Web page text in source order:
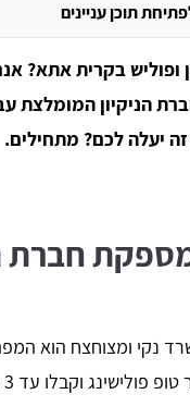
תוכן עניינים
ופוליש בקרית אתא?
הניקיון המומלצת
יעלה לכם? מתחילים.
מספקת חברת
נקי ומצוחצח הוא